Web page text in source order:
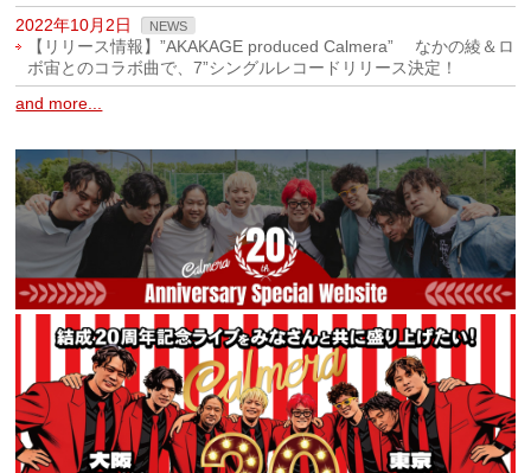
2022年10月2日
NEWS
【リリース情報】”AKAKAGE produced Calmera” なかの綾＆ロ
ボ宙とのコラボ曲で、7”シングルレコードリリース決定！
and more...